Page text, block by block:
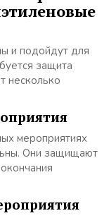
и подойдут для
защита
несколько
мероприятиях
Они защищают